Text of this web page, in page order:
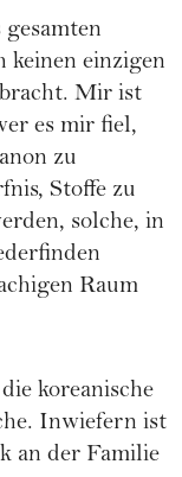
keinen einzigen
Mir ist
es mir fiel,
zu
Stoffe zu
solche, in
Raum
koreanische
Inwiefern ist
an der Familie